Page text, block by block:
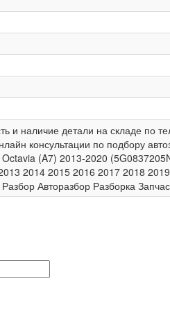
и наличие детали на складе по
консультации по подбору
(A7) 2013-2020
2014 2015 2016 2017 2018
Авторазбор Разборка